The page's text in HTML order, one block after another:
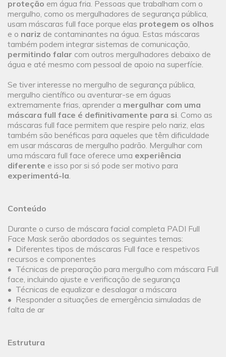
proteção em água fria. Pessoas que trabalham com o
mergulho, como os mergulhadores de segurança pública,
usam máscaras full face porque elas protegem os olhos
e o nariz de contaminantes na água. Estas máscaras
também podem integrar sistemas de comunicação,
permitindo falar com outros mergulhadores debaixo de
água e até mesmo com pessoal de apoio na superfície.
Se tiver interesse no mergulho de segurança pública,
mergulho científico ou aventurar-se em águas
extremamente frias, aprender a mergulhar com uma
máscara full face é definitivamente para si. Como as
máscaras full face permitem que respire pelo nariz, elas
também são benéficas para aqueles que têm dificuldade
em usar máscaras de mergulho padrão. Mergulhar com
uma máscara full face oferece uma experiência
diferente e isso por si só pode ser motivo para
experimentá-la.
Conteúdo
Durante o curso de máscara facial completa PADI Full
Face Mask serão abordados os seguintes temas:
• Diferentes tipos de máscaras Full face e respetivos
recursos e componentes
• Técnicas de preparação para mergulho com máscara Full
face, incluindo ajuste e verificação de segurança
• Técnicas de equalizar e desalagar a máscara
• Responder a situações de emergência simuladas de
falta de ar
Estrutura